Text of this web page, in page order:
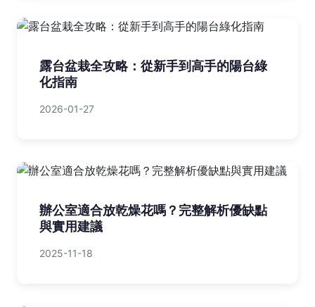
露台盆栽全攻略：從新手到高手的陽台綠
化指南
2026-01-27
辦公室適合放乾燥花嗎？完整解析優缺點
與實用建議
2025-11-18